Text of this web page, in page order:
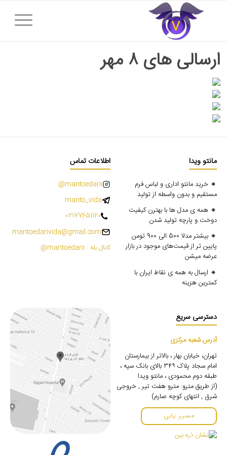
ارسالی های ۸ مهر
مانتو ویدا
🔸 خرید مانتو اداری و لباس فرم
مستقیم و بدون واسطه از تولید
🔸 همه ی مدل ها با بهترن کیفیت
دوخت و پارچه تولید شدن
🔸 بیشتر مدلا 500 الی 900 تومن
پایین تر از قیمت‌های موجود در بازار
عرضه میشن
🔸 ارسال به همه ی نقاط ایران با
کمترین هزینه
اطلاعات تماس
mantoedarii@
manto_vida
02177651120
mantoedarivida@gmail.com
کانال بله : mantoedarii@
دسترسی سریع
آدرس شعبه مرکزی
تهران، خیابان بهار ، بالاتر از بیمارستان
امام سجاد پلاک ۳۴۹ بالای بانک سپه ،
طبقه دوم محمودی ، مانتو ویدا
(از طریق مترو: مترو هفت تیر , خروجی
شرق , انتهای کوچه صارم)
مسیر یابی